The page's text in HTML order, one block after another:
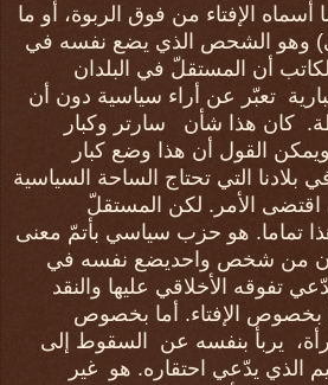
الإفتاء من فوق الربوة، أو ما
وهو الشحص الذي يضع نفسه في
أن المستقلّ في البلدان
تعبّر عن أراء سياسية دون أن
كان هذا شأن
سارتر وكبار
ويمكن القول أن هذا وضع كبار
بلادنا التي تحتاج الساحة السياسية
الأمر. لكن المستقلّ
تماما. هو حزب سياسي بأتمّ معنى
من شخص واحديضع نفسه في
تفوقه الأخلاقي عليها والنقد
بخصوص الإفتاء. أما بخصوص
يربأ بنفسه عن
السقوط إلى
الذي يدّعي احتقاره. هو غير